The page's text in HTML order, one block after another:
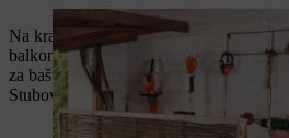
Na kraju podigni svoj zaklon i postavi
balkonu ili terasi stavi ga u postolje.
za baštu, možeš ga i postaviti fiksno
Stubove umetni ili u čaure ili u betonske